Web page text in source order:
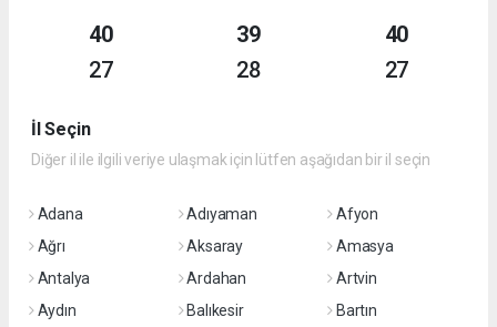
40
27
39
28
40
27
İl Seçin
Diğer il ile ilgili veriye ulaşmak için lütfen aşağıdan bir il seçin
Adana Adıyaman
Afyon
Ağrı
Aksaray
Amasya
Antalya
Ardahan
Artvin
Aydın
Balıkesir
Bartın